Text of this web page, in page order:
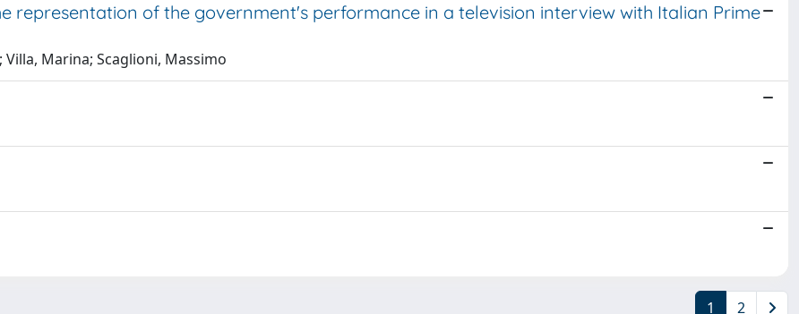
representation of the government's performance in a television interview with Italian Prime
Marina; Scaglioni, Massimo
1 2